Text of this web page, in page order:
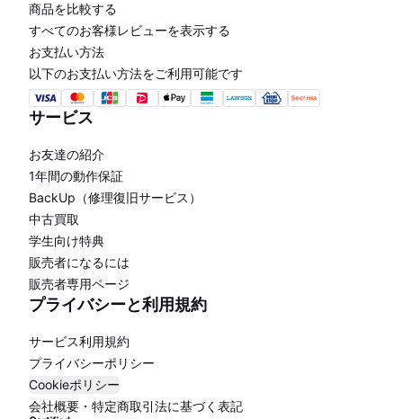
商品を比較する
すべてのお客様レビューを表示する
お支払い方法
以下のお支払い方法をご利用可能です
サービス
お友達の紹介
1年間の動作保証
BackUp（修理復旧サービス）
中古買取
学生向け特典
販売者になるには
販売者専用ページ
プライバシーと利用規約
サービス利用規約
プライバシーポリシー
Cookieポリシー
会社概要・特定商取引法に基づく表記